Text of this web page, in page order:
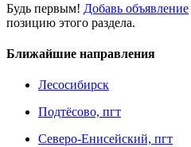
Будь первым! Добавь объявление
позицию этого раздела.
Ближайшие направления
Лесосибирск
Подтёсово, пгт
Северо-Енисейский, пгт